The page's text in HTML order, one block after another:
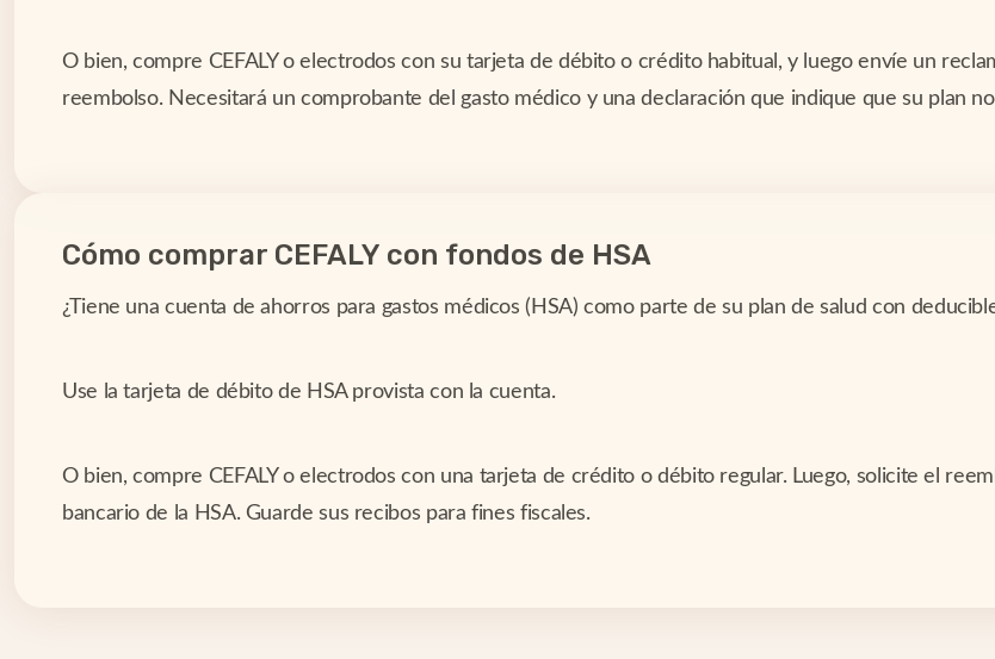
O bien, compre CEFALY o electrodos con su tarjeta de débito o crédito habitual, y luego envíe un
reembolso. Necesitará un comprobante del gasto médico y una declaración que indique que su plan
Cómo comprar CEFALY con fondos de HSA
¿Tiene una cuenta de ahorros para gastos médicos (HSA) como parte de su plan de salud con
Use la tarjeta de débito de HSA provista con la cuenta.
O bien, compre CEFALY o electrodos con una tarjeta de crédito o débito regular. Luego, solicite el
bancario de la HSA. Guarde sus recibos para fines fiscales.